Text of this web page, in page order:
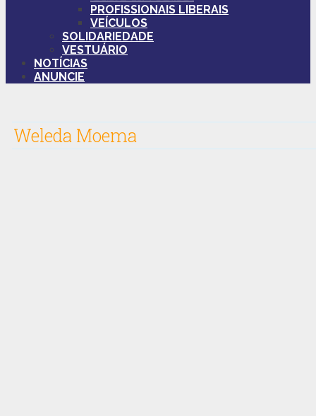
PROFISSIONAIS LIBERAIS
VEÍCULOS
SOLIDARIEDADE
VESTUÁRIO
NOTÍCIAS
ANUNCIE
Weleda Moema